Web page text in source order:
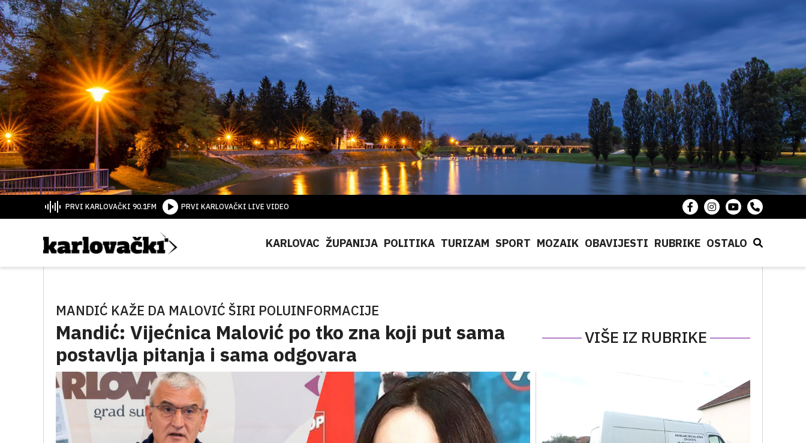
PRVI KARLOVAČKI 90.1FM PRVI KARLOVAČKI LIVE VIDEO
KARLOVAC ŽUPANIJA POLITIKA TURIZAM SPORT MOZAIK OBAVIJESTI RUBRIKE OSTALO
MANDIĆ KAŽE DA MALOVIĆ ŠIRI POLUINFORMACIJE
Mandić: Vijećnica Malović po tko zna koji put sama
postavlja pitanja i sama odgovara
VIŠE IZ RUBRIKE